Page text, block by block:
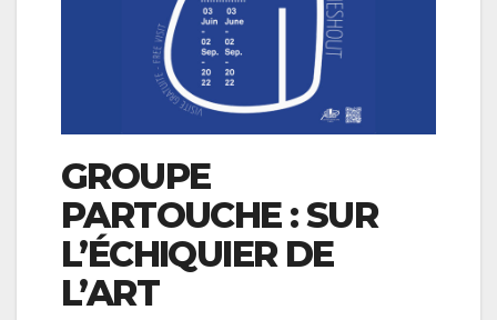
GROUPE
PARTOUCHE : SUR
L’ÉCHIQUIER DE
L’ART